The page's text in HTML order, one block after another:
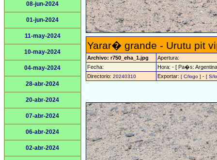
08-jun-2024
01-jun-2024
11-may-2024
10-may-2024
04-may-2024
28-abr-2024
20-abr-2024
07-abr-2024
06-abr-2024
02-abr-2024
Yarar� grande - Urutu pit
Archivo: r750_eha_1.jpg
Apertura:
Fecha:
Hora: - [ Pa�s:
Directorio: 20240310 Exportar: [ C/logo ] - [ S/